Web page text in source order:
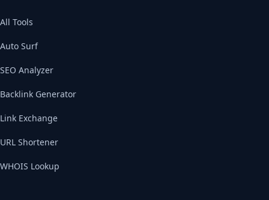
All Tools
Auto Surf
SEO Analyzer
Backlink Generator
Link Exchange
URL Shortener
WHOIS Lookup